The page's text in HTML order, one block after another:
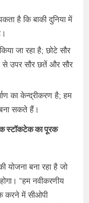
है कि बाकी दुनिया में
जा रहा है; छोटे सौर
उपर सौर छतें और सौर
का केन्द्रीकरण है; हम
सकते हैं।
स्टॉकटेक का पूरक
योजना बना रहा है जो
“हम नवीकरणीय
करने में सीओपी